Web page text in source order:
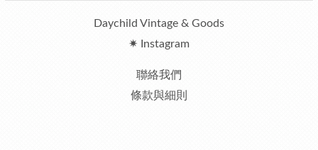
Daychild Vintage & Goods
✷ Instagram
聯絡我們
條款與細則